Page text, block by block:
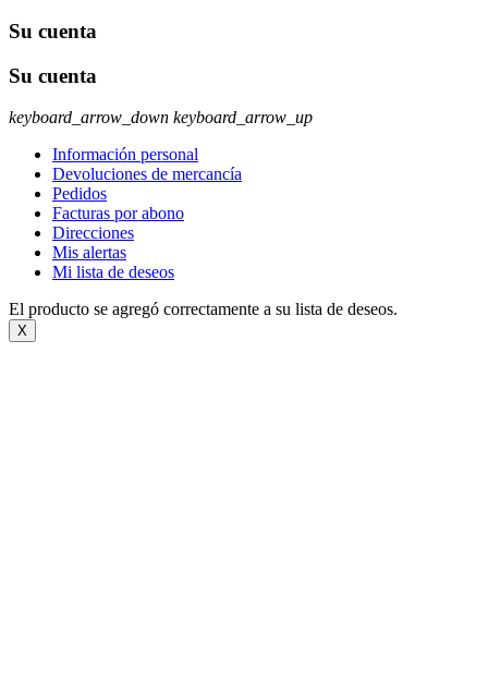
Su cuenta
Su cuenta
keyboard_arrow_down keyboard_arrow_up
Información personal
Devoluciones de mercancía
Pedidos
Facturas por abono
Direcciones
Mis alertas
Mi lista de deseos
El producto se agregó correctamente a su lista de deseos.
X